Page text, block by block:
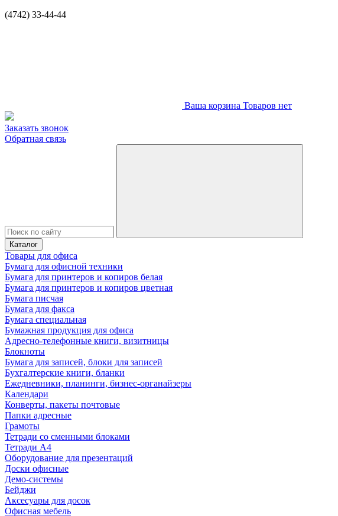
(4742) 33-44-44
Ваша корзина Товаров нет
Заказать звонок
Обратная связь
Каталог
Товары для офиса
Бумага для офисной техники
Бумага для принтеров и копиров белая
Бумага для принтеров и копиров цветная
Бумага писчая
Бумага для факса
Бумага специальная
Бумажная продукция для офиса
Адресно-телефонные книги, визитницы
Блокноты
Бумага для записей, блоки для записей
Бухгалтерские книги, бланки
Ежедневники, планинги, бизнес-органайзеры
Календари
Конверты, пакеты почтовые
Папки адресные
Грамоты
Тетради со сменными блоками
Тетради А4
Оборудование для презентаций
Доски офисные
Демо-системы
Бейджи
Аксесуары для досок
Офисная мебель